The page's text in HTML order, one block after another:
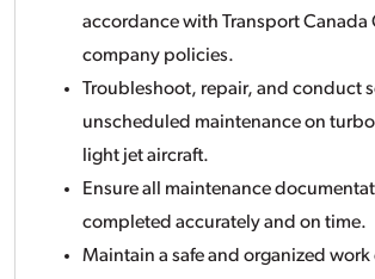
accordance with Transport Canada
company policies.
Troubleshoot, repair, and conduct
unscheduled maintenance on
light jet aircraft.
Ensure all maintenance
completed accurately and on time.
Maintain a safe and organized